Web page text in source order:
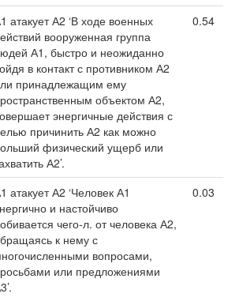
атакует А2 ‘В ходе военных
вооруженная группа
А1, быстро и неожиданно
в контакт с противником А2
принадлежащим ему
объектом А2,
энергичные действия с
причинить А2 как можно
физический ущерб или
А2’.
0.54
атакует А2 ‘Человек А1
и настойчиво
чего-л. от человека А2,
к нему с
вопросами,
или предложениями
0.03